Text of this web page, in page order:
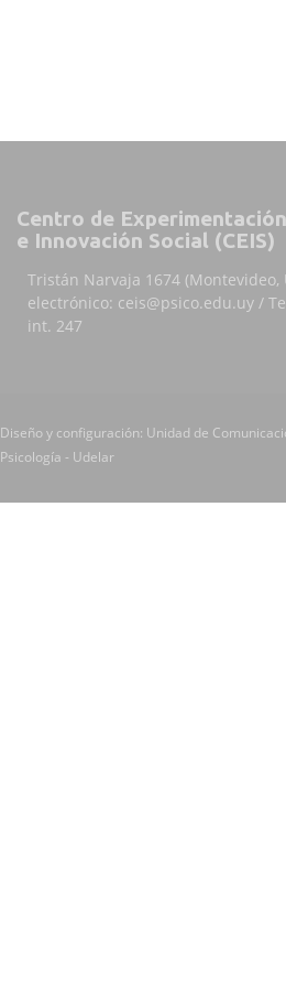
Centro de Experimentación
e Innovación Social (CEIS)
Tristán Narvaja 1674
electrónico: ceis@psico.edu.uy /
int. 247
Diseño y configuración: Unidad de
Psicología - Udelar